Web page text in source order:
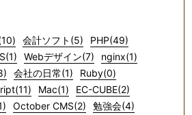
会計ソフト(5)
PHP(49)
Webデザイン(7)
nginx(1)
会社の日常(1)
Ruby(0)
Mac(1)
EC-CUBE(2)
October CMS(2)
勉強会(4)